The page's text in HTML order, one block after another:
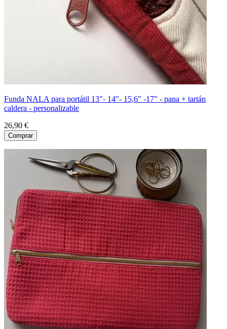
Funda NALA para portátil 13"- 14"- 15,6" -17" - pana + tartán
caldera - personalizable
26,90 €
Comprar